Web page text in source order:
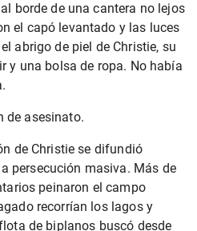
borde de una cantera no lejos
el capó levantado y las luces
abrigo de piel de Christie, su
y una bolsa de ropa. No había
de asesinato.
de Christie se difundió
persecución masiva. Más de
peinaron el campo
recorrían los lagos y
de biplanos buscó desde